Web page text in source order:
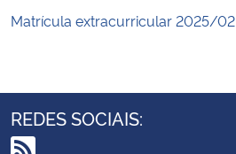
Matrícula extracurricular 2025/02
REDES SOCIAIS: